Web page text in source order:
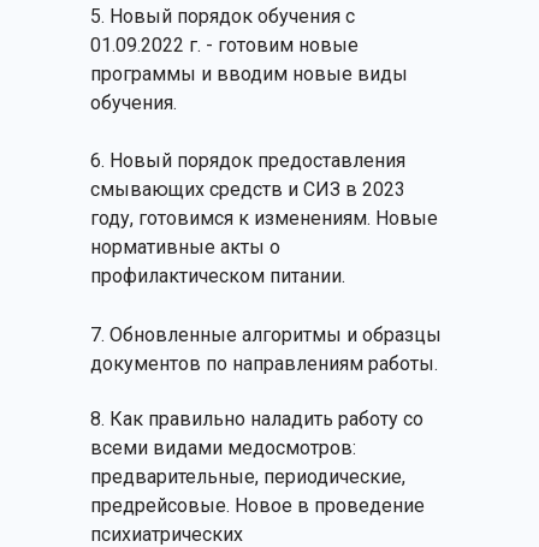
5. Новый порядок обучения с
01.09.2022 г. - готовим новые
программы и вводим новые виды
обучения.
6. Новый порядок предоставления
смывающих средств и СИЗ в 2023
году, готовимся к изменениям. Новые
нормативные акты о
профилактическом питании.
7. Обновленные алгоритмы и образцы
документов по направлениям работы.
8. Как правильно наладить работу со
всеми видами медосмотров:
предварительные, периодические,
предрейсовые. Новое в проведение
психиатрических